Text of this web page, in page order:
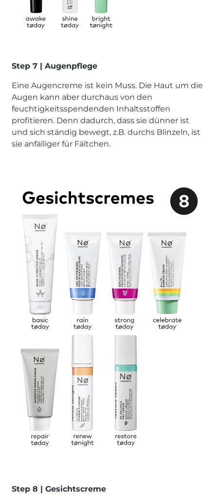
Step 7 | Augenpflege
Eine Augencreme ist kein Muss. Die Haut um die
Augen kann aber durchaus von den
feuchtigkeitsspendenden Inhaltsstoffen
profitieren. Denn dadurch, dass sie dünner ist
und sich ständig bewegt, z.B. durchs Blinzeln, ist
sie anfälliger für Fältchen.
Step 8 | Gesichtscreme